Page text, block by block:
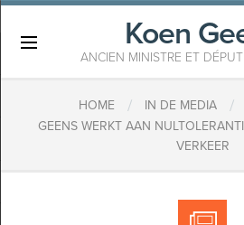
Koen
ANCIEN MINISTRE ET
HOME / IN DE MEDIA /
GEENS WERKT AAN
VERKEER